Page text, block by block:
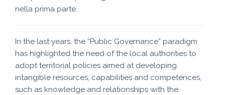
nella prima parte.
In the last years, the “Public Governance” paradigm
has highlighted the need of the local authorities to
adopt territorial policies aimed at developing
intangible resources, capabilities and competences,
such as knowledge and relationships with the